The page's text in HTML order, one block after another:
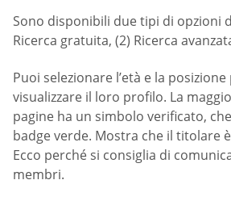
Sono disponibili due tipi di opzioni
Ricerca gratuita, (2) Ricerca
Puoi selezionare l’età e la
visualizzare il loro profilo. La
pagine ha un simbolo verificato,
badge verde. Mostra che il titolare
Ecco perché si consiglia di
membri.